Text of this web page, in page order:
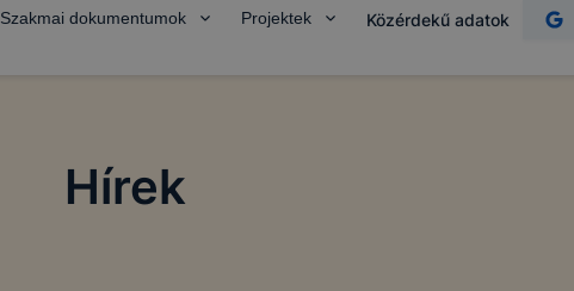
Szakmai dokumentumok Projektek Közérdekű adatok
Hírek